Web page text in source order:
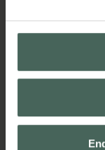
Upptäck
Brun utan sol